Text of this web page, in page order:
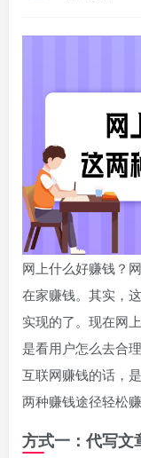
网上什么好赚钱？
在家赚钱。其实，
实现的了。现在网
是看用户怎么去合
互联网赚钱的话，
两种赚钱途径轻松
方式一：代写文